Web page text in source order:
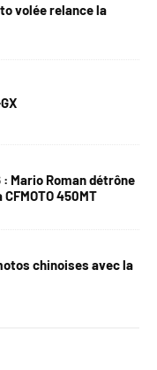
volée relance la
Mario Roman détrône
450MT
chinoises avec la